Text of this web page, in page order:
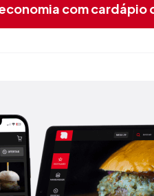
com cardápio